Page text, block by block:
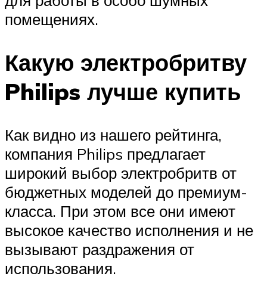
помещениях.
Какую электробритву
Philips лучше купить
Как видно из нашего рейтинга,
компания Philips предлагает
широкий выбор электробритв от
бюджетных моделей до премиум-
класса. При этом все они имеют
высокое качество исполнения и не
вызывают раздражения от
использования.